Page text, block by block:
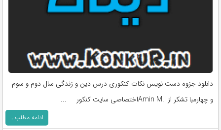
دانلود جزوه دست نویس نکات کنکوری درس دین و زندگی سال دوم و سوم
و چهارمبا تشکر از Amin M.Iاختصاصی سایت کنکور ...
ادامه مطلب...